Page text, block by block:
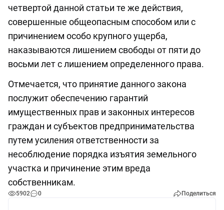
четвертой данной статьи те же действия,
совершенные общеопасным способом или с
причинением особо крупного ущерба,
наказываются лишением свободы от пяти до
восьми лет с лишением определенного права.
Отмечается, что принятие данного закона
послужит обеспечению гарантий
имущественных прав и законных интересов
граждан и субъектов предпринимательства
путем усиления ответственности за
несоблюдение порядка изъятия земельного
участка и причинение этим вреда
собственникам.
5902 0 Поделиться